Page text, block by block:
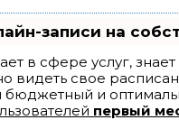
записи на
в сфере услуг,
видеть свое
и
первый